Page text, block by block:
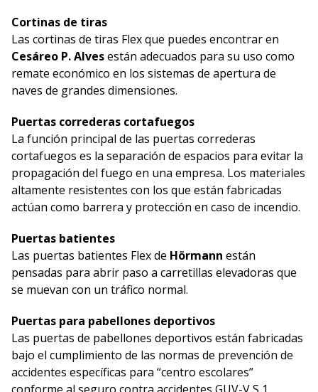
Cortinas de tiras
Las cortinas de tiras Flex que puedes encontrar en
Cesáreo P. Alvesestán adecuados para su uso como
remate económico en los sistemas de apertura de
naves de grandes dimensiones.
Puertas correderas cortafuegos
La función principal de las puertas correderas
cortafuegos es la separación de espacios para evitar la
propagación del fuego en una empresa. Los materiales
altamente resistentes con los que están fabricadas
actúan como barrera y protección en caso de incendio.
Puertas batientes
Las puertas batientes Flex de Hörmann están
pensadas para abrir paso a carretillas elevadoras que
se muevan con un tráfico normal.
Puertas para pabellones deportivos
Las puertas de pabellones deportivos están fabricadas
bajo el cumplimiento de las normas de prevención de
accidentes específicas para “centro escolares”